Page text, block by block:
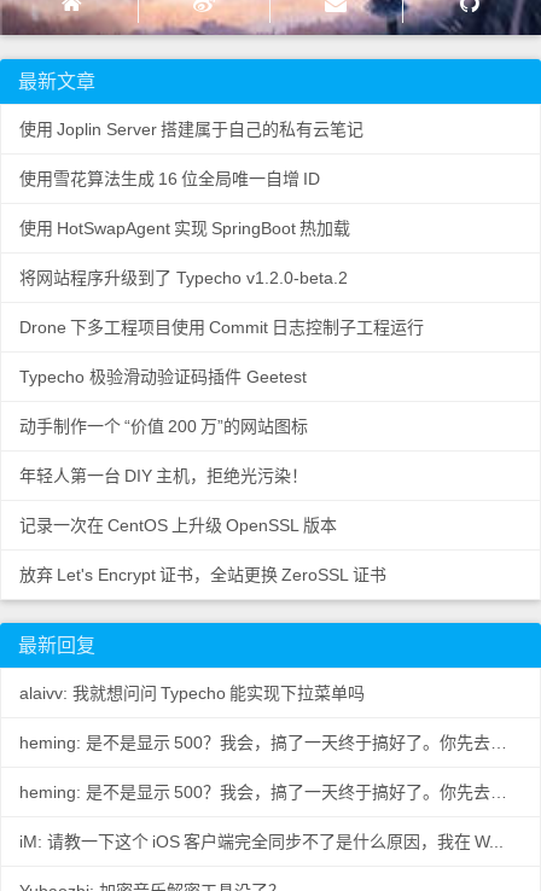
最新文章
使用 Joplin Server搭建属于自己的私有云笔记
使用雪花算法生成 16 位全局唯一自增 ID
使用 HotSwapAgent 实现 SpringBoot热加载
将网站程序升级到了 Typecho v1.2.0-beta.2
Drone 下多工程项目使用 Commit 日志控制子工程运行
Typecho 极验滑动验证码插件 Geetest
动手制作一个“价值 200万”的网站图标
年轻人第一台 DIY 主机，拒绝光污染！
记录一次在CentOS 上升级 OpenSSL 版本
放弃 Let's Encrypt证书，全站更换ZeroSSL 证书
最新回复
alaivv: 我就想问问 Typecho 能实现下拉菜单吗
heming: 是不是显示500？我会，搞了一天终于搞好了。你先去数据
heming: 是不是显示500？我会，搞了一天终于搞好了。你先去数据
iM: 请教一下这个 iOS客户端完全同步不了是什么原因，我在W...